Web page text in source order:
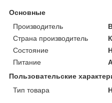
Основные
Производитель
Страна производитель
Состояние
Питание
Пользовательские
Тип товара